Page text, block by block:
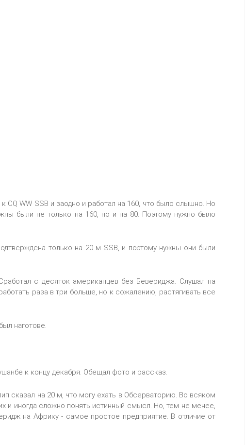
CQ WW SSB и заодно и работал на 160, что было слышно. Но
были не только на 160, но и на 80. Поэтому нужно было
только на 20 м SSB, и поэтому нужны они были
с десяток американцев без Бевериджа. Слушал на
раза в три больше, но к сожалению, растягивать все
наготове.
к концу декабря. Обещал фото и рассказ.
сказал на 20 м, что могу ехать в Обсерваторию. Во всяком
и иногда сложно понять истинный смысл. Но, тем не менее,
на Африку - самое простое предприятие. В отличие от